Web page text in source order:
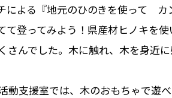
による『地元のひのきを使って
登ってみよう！県産材ヒノキを
んでした。木に触れ、木を身近
支援室では、木のおもちゃで遊